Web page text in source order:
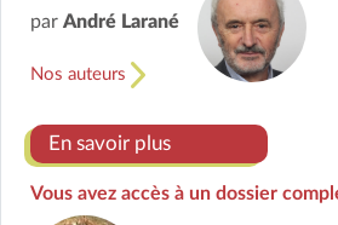
par André Larané
Nos auteurs
En savoir plus
Vous avez accès à un dossier